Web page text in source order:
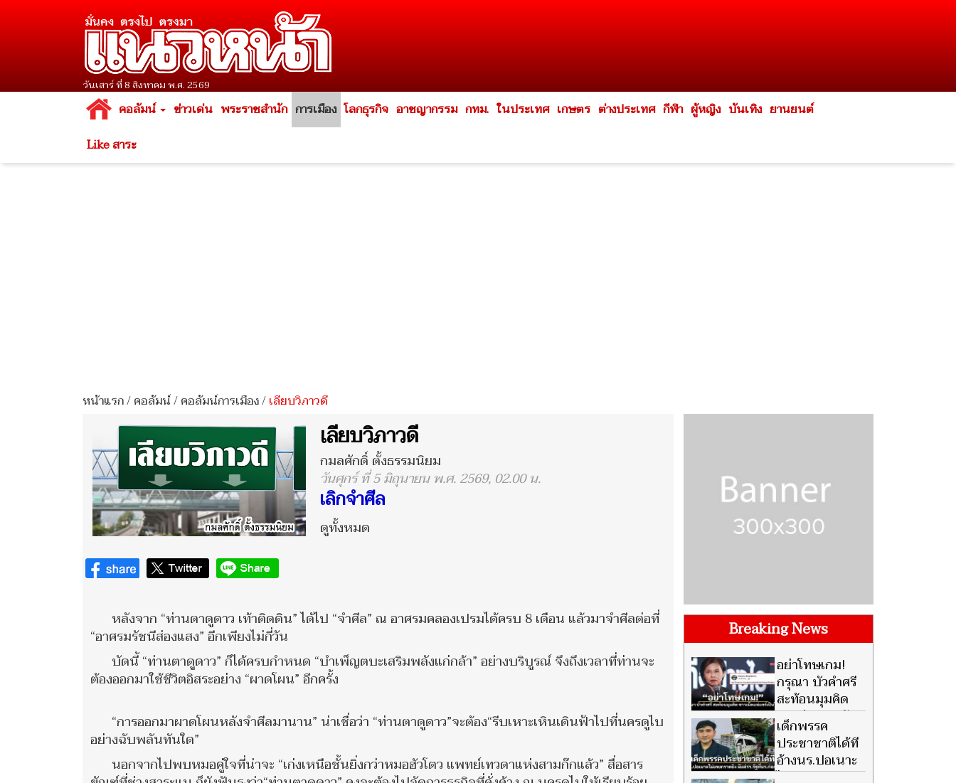
วันเสาร์ ที่ 8 สิงหาคม พ.ศ. 2569
คอลัมน์ ข่าวเด่น พระราชสำนัก การเมือง โลกธุรกิจ อาชญากรรม กทม. ในประเทศ เกษตร ต่างประเทศ กีฬา ผู้หญิง บันเทิง ยานยนต์
Like สาระ
หน้าแรก/คอลัมน์/คอลัมน์การเมือง/เลียบวิภาวดี
เลียบวิภาวดี
กมลศักดิ์ ตั้งธรรมนิยม
วันศุกร์ ที่ 5 มิถุนายน พ.ศ. 2569, 02.00 น.
เลิกจำศีล
ดูทั้งหมด
หลังจาก “ท่านตาดูดาว เท้าติดดิน” ได้ไป “จำศีล” ณ อาศรมคลองเปรมได้ครบ 8 เดือน แล้วมาจำศีลต่อที่
“อาศรมรัชนีส่องแสง” อีกเพียงไม่กี่วัน
บัดนี้ “ท่านตาดูดาว” ก็ได้ครบกำหนด “บำเพ็ญตบะเสริมพลังแก่กล้า” อย่างบริบูรณ์ จึงถึงเวลาที่ท่านจะ
ต้องออกมาใช้ชีวิตอิสระอย่าง “ผาดโผน” อีกครั้ง
“การออกมาผาดโผนหลังจำศีลมานาน” น่าเชื่อว่า “ท่านตาดูดาว”จะต้อง“รีบเหาะเหินเดินฟ้าไปที่นครดูไบ
อย่างฉับพลันทันใด”
นอกจากไปพบหมอคู่ใจที่น่าจะ “เก่งเหนือชั้นยิ่งกว่าหมอฮัวโตว แพทย์เทวดาแห่งสามก๊กแล้ว” สื่อสาร
Breaking News
อย่าโทษเกม!
กรุณา บัวคำศรี
สะท้อนมุมคิด
คนเล่นปลูกผัก
ยังไม่ออกไปทำไร่ ชาวเน็ตแห่
แชร์ไวรัลนับพัน
เด็กพรรค
ประชาชาติได้ที
อ้างนร.ปอเนาะ
ไม่เคยก่อเหตุก